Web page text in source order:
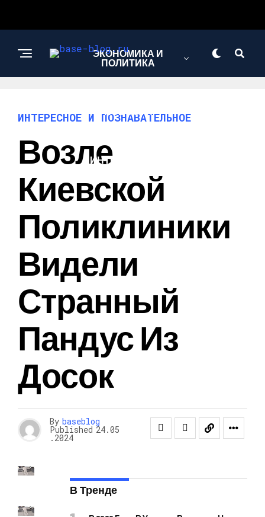
ЭКОНОМИКА И
ПОЛИТИКА
НОВОСТИ
ИНТЕРЕСНОЕ И
ИНТЕРЕСНОЕ И ПОЗНАВАТЕЛЬНОЕ
Возле
Киевской
Поликлиники
Видели
Странный
Пандус Из
Досок
By baseblog
Published 24.05
.2024
В Тренде